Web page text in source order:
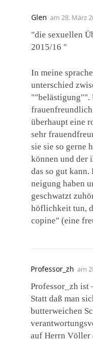
Glen am 28. März
"die sexuellen
2015/16 "
In meine
unterschied
""belästigung"".
überhaupt eine
sehr
sie sie so gerne
können und der
das so gut
neigung haben
geschwatzt
höflichkeit tun,
copine" (eine
Professor_zh am
Professor_zh ist
Statt daß man
butterweichen
auf Herrn Völler